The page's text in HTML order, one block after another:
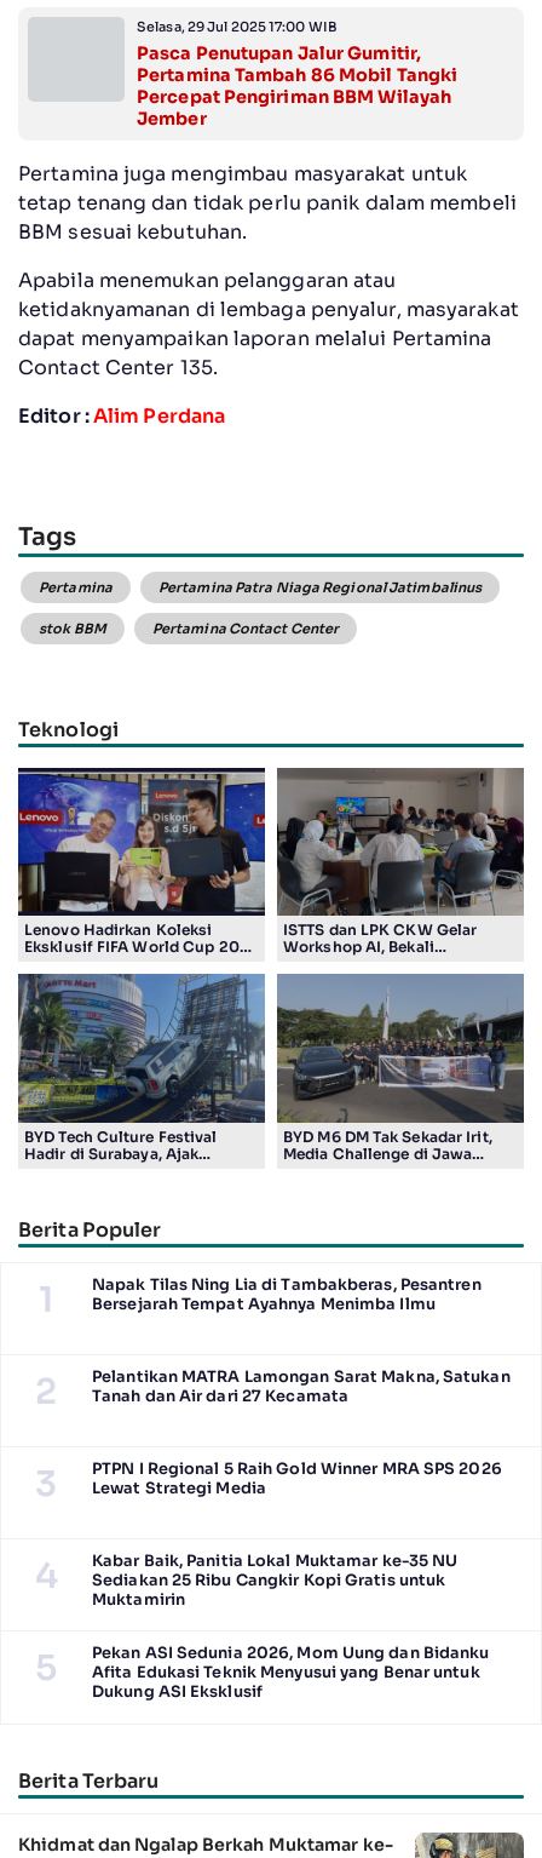
Selasa, 29 Jul 2025 17:00 WIB
Pasca Penutupan Jalur Gumitir,
Pertamina Tambah 86 Mobil Tangki
Percepat Pengiriman BBM Wilayah
Jember
Pertamina juga mengimbau masyarakat untuk
tetap tenang dan tidak perlu panik dalam membeli
BBM sesuai kebutuhan.
Apabila menemukan pelanggaran atau
ketidaknyamanan di lembaga penyalur, masyarakat
dapat menyampaikan laporan melalui Pertamina
Contact Center 135.
Editor :Alim Perdana
Tags
Pertamina Pertamina Patra Niaga Regional Jatimbalinus
stok BBM Pertamina Contact Center
Teknologi
Lenovo Hadirkan Koleksi
Eksklusif FIFA World Cup 2026
Penggemar Teknologi dan
Sepak Bola
ISTTS dan LPK CKW Gelar
Workshop AI, Bekali
BYD Tech Culture Festival
Hadir di Surabaya, Ajak
BYD M6 DM Tak Sekadar Irit,
Media Challenge di Jawa
Berita Populer
1
Napak Tilas Ning Lia di Tambakberas, Pesantren
Bersejarah Tempat Ayahnya Menimba Ilmu
2
Pelantikan MATRA Lamongan Sarat Makna, Satukan
Tanah dan Air dari 27 Kecamata
3
PTPN I Regional 5 Raih Gold Winner MRA SPS 2026
Lewat Strategi Media
4
Kabar Baik, Panitia Lokal Muktamar ke-35 NU
Sediakan 25 Ribu Cangkir Kopi Gratis untuk
Muktamirin
5
Pekan ASI Sedunia 2026, Mom Uung dan Bidanku
Afita Edukasi Teknik Menyusui yang Benar untuk
Dukung ASI Eksklusif
Berita Terbaru
Khidmat dan Ngalap Berkah Muktamar ke-